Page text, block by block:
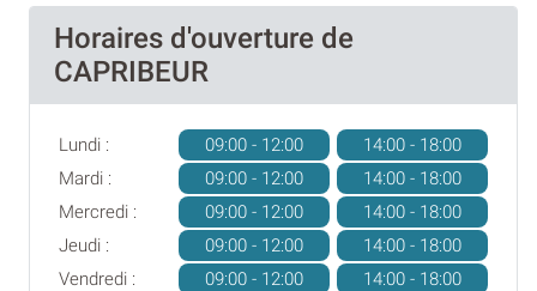
Horaires d'ouverture de
CAPRIBEUR
Lundi : 09:00 - 12:00
14:00 - 18:00
Mardi :
09:00 - 12:00
14:00 - 18:00
Mercredi :
09:00 - 12:00
14:00 - 18:00
Jeudi :
09:00 - 12:00
14:00 - 18:00
Vendredi :
09:00 - 12:00
14:00 - 18:00